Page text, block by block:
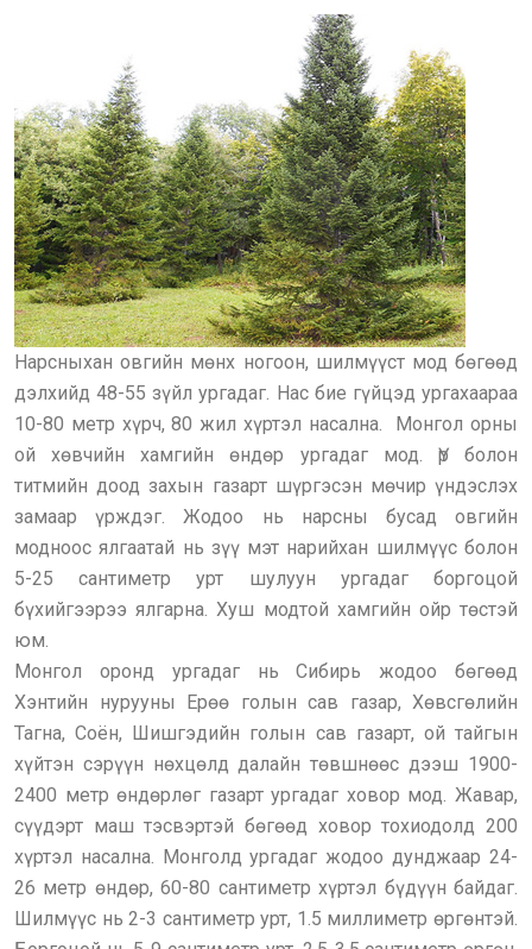
Нарсныхан овгийн мөнх ногоон, шилмүүст мод бөгөөд
дэлхийд 48-55 зүйл ургадаг. Нас бие гүйцэд ургахаараа
10-80 метр хүрч, 80 жил хүртэл насална. Монгол орны
ой хөвчийн хамгийн өндөр ургадаг мод. Үр болон
титмийн доод захын газарт шүргэсэн мөчир үндэслэх
замаар үрждэг. Жодоо нь нарсны бусад овгийн
модноос ялгаатай нь зүү мэт нарийхан шилмүүс болон
5-25 сантиметр урт шулуун ургадаг боргоцой
бүхийгээрээ ялгарна. Хуш модтой хамгийн ойр төстэй
юм.
Монгол оронд ургадаг нь Сибирь жодоо бөгөөд
Хэнтийн нурууны Ерөө голын сав газар, Хөвсгөлийн
Тагна, Соён, Шишгэдийн голын сав газарт, ой тайгын
хүйтэн сэрүүн нөхцөлд далайн төвшнөөс дээш 1900-
2400 метр өндөрлөг газарт ургадаг ховор мод. Жавар,
сүүдэрт маш тэсвэртэй бөгөөд ховор тохиодолд 200
хүртэл насална. Монголд ургадаг жодоо дунджаар 24-
26 метр өндөр, 60-80 сантиметр хүртэл бүдүүн байдаг.
Шилмүүс нь 2-3 сантиметр урт, 1.5 миллиметр өргөнтэй.